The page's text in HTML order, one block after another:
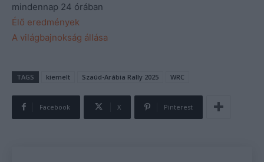
mindennap 24 órában
Élő eredmények
A világbajnokság állása
TAGS kiemelt Szaúd-Arábia Rally 2025 WRC
Facebook X Pinterest